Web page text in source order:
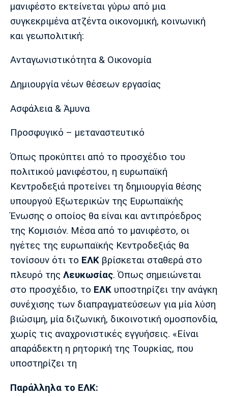
μανιφέστο εκτείνεται γύρω από μια
συγκεκριμένα ατζέντα οικονομική, κοινωνική
και γεωπολιτική:
Ανταγωνιστικότητα & Οικονομία
Δημιουργία νέων θέσεων εργασίας
Ασφάλεια & Άμυνα
Προσφυγικό – μεταναστευτικό
Όπως προκύπτει από το προσχέδιο του
πολιτικού μανιφέστου, η ευρωπαϊκή
Κεντροδεξιά προτείνει τη δημιουργία θέσης
υπουργού Εξωτερικών της Ευρωπαϊκής
Ένωσης ο οποίος θα είναι και αντιπρόεδρος
της Κομισιόν. Μέσα από το μανιφέστο, οι
ηγέτες της ευρωπαϊκής Κεντροδεξιάς θα
τονίσουν ότι το ΕΛΚ βρίσκεται σταθερά στο
πλευρό της Λευκωσίας. Όπως σημειώνεται
στο προσχέδιο, το ΕΛΚ υποστηρίζει την ανάγκη
συνέχισης των διαπραγματεύσεων για μία λύση
βιώσιμη, μία διζωνική, δικοινοτική ομοσπονδία,
χωρίς τις αναχρονιστικές εγγυήσεις. «Είναι
απαράδεκτη η ρητορική της Τουρκίας, που
υποστηρίζει τη
Παράλληλα το ΕΛΚ: